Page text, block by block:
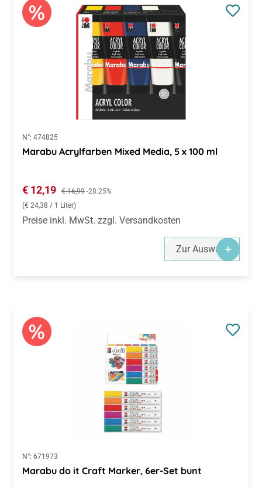
N°: 474825
Marabu Acrylfarben Mixed Media, 5 x 100 ml
Verkaufspreis:
€ 12,19 Regulärer Preis:
€ 16,99 -28.25%
(€ 24,38 / 1 Liter)
Preise inkl. MwSt. zzgl. Versandkosten
Zur Auswahl
N°: 671973
Marabu do it Craft Marker, 6er-Set bunt